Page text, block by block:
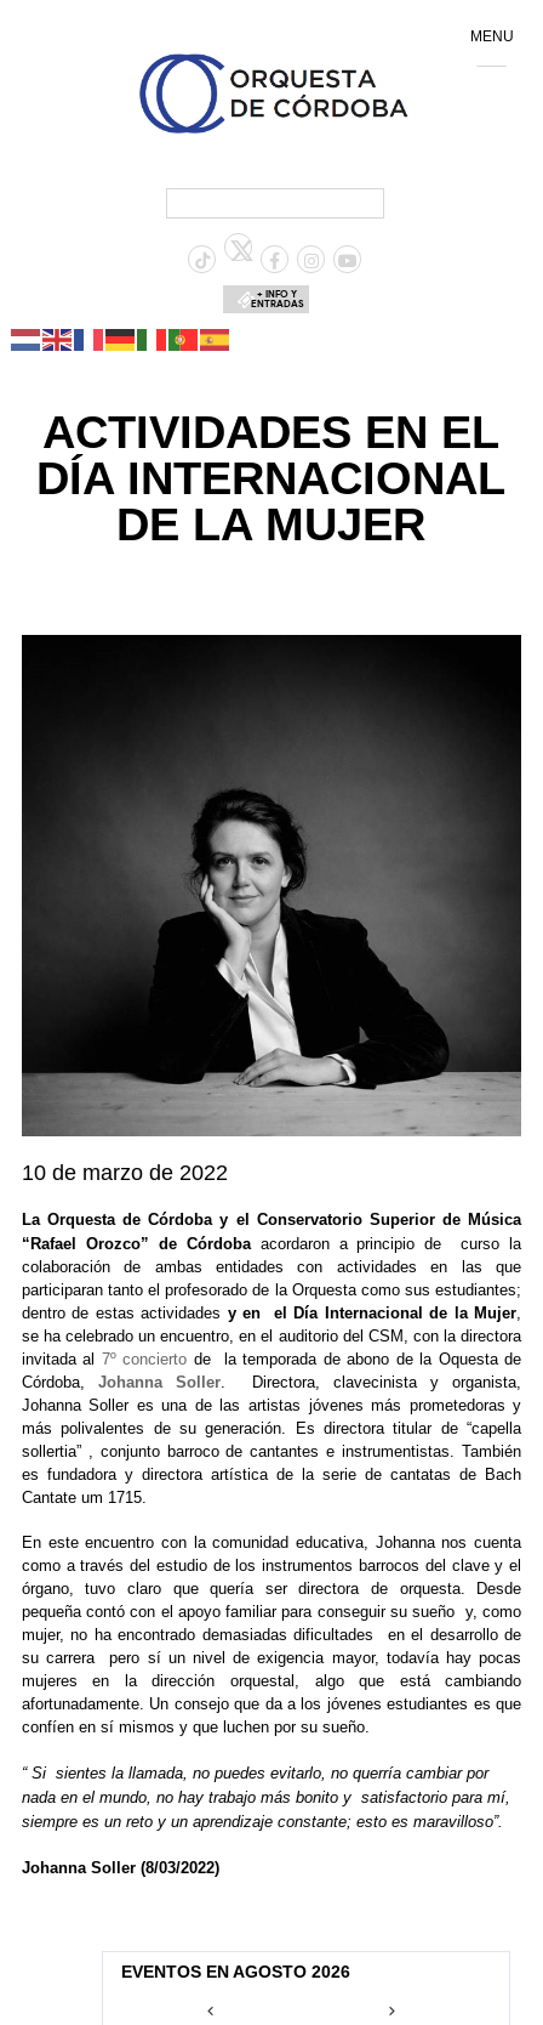
+ INFO Y
ENTRADAS
ACTIVIDADES EN EL
DÍA INTERNACIONAL
DE LA MUJER
10 de marzo de 2022
La Orquesta de Córdoba y el Conservatorio Superior de Música
“Rafael Orozco” de Córdobaacordaron a principio de curso la
colaboración de ambas entidades con actividades en las que
participaran tanto el profesorado de la Orquesta como sus estudiantes;
dentro de estas actividades y en el Día Internacional de la Mujer
se ha celebrado un encuentro, en el auditorio del CSM, con la directora
invitada al 7º concierto de la temporada de abono de la Oquesta de
Córdoba, Johanna Soller. Directora, clavecinista y organista,
Johanna Soller es una de las artistas jóvenes más prometedoras y
más polivalentes de su generación. Es directora titular de “capella
sollertia” , conjunto barroco de cantantes e instrumentistas. También
es fundadora y directora artística de la serie de cantatas de Bach
Cantate um 1715.
En este encuentro con la comunidad educativa, Johanna nos cuenta
como a través del estudio de los instrumentos barrocos del clave y el
órgano, tuvo claro que quería ser directora de orquesta. Desde
pequeña contó con el apoyo familiar para conseguir su sueño y, como
mujer, no ha encontrado demasiadas dificultades en el desarrollo de
su carrera pero sí un nivel de exigencia mayor, todavía hay pocas
mujeres en la dirección orquestal, algo que está cambiando
afortunadamente. Un consejo que da a los jóvenes estudiantes es que
confíen en sí mismos y que luchen por su sueño.
“ Si sientes la llamada, no puedes evitarlo, no querría cambiar por
nada en el mundo, no hay trabajo más bonito y satisfactorio para mí,
siempre es un reto y un aprendizaje constante; esto es maravilloso”.
Johanna Soller (8/03/2022)
EVENTOS EN AGOSTO 2026
MENU